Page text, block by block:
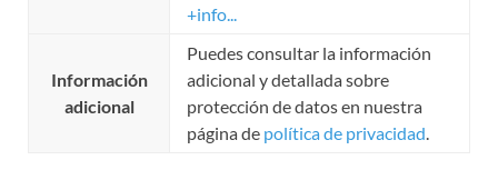
+info...
Información
adicional
Puedes consultar la información
adicional y detallada sobre
protección de datos en nuestra
página de política de privacidad.